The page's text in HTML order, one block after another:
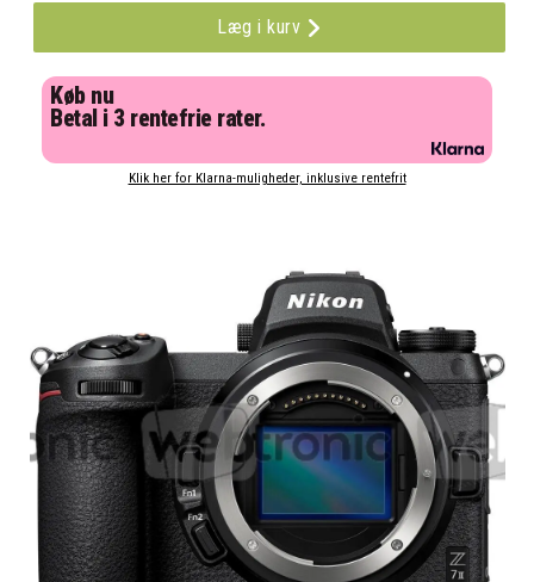
Læg i kurv
Køb nu
Betal i 3 rentefrie rater.
Klik her for Klarna-muligheder, inklusive rentefrit